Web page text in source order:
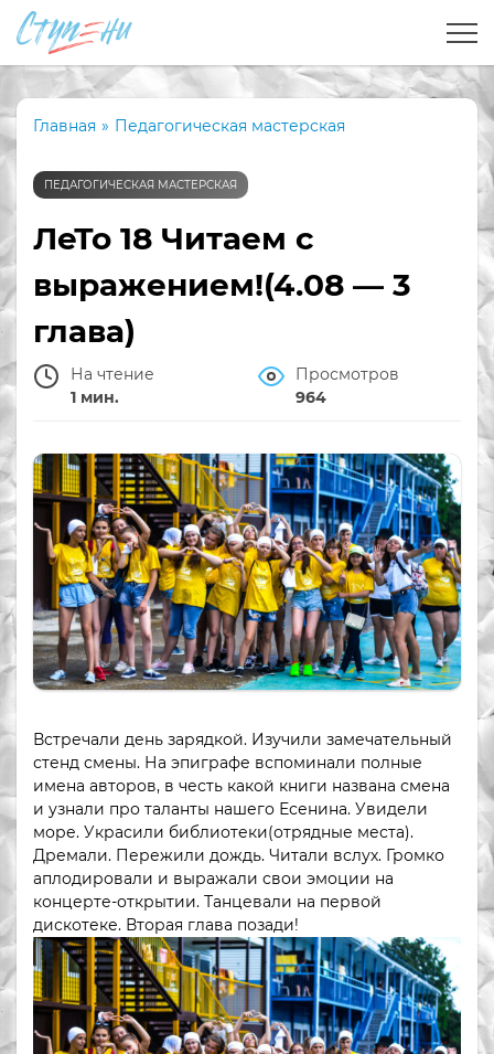
Главная » Педагогическая мастерская
ПЕДАГОГИЧЕСКАЯ МАСТЕРСКАЯ
ЛеТо 18 Читаем с
выражением!(4.08 — 3
глава)
На чтение
1 мин.
Просмотров
964
Встречали день зарядкой. Изучили замечательный
стенд смены. На эпиграфе вспоминали полные
имена авторов, в честь какой книги названа смена
и узнали про таланты нашего Есенина. Увидели
море. Украсили библиотеки(отрядные места).
Дремали. Пережили дождь. Читали вслух. Громко
аплодировали и выражали свои эмоции на
концерте-открытии. Танцевали на первой
дискотеке. Вторая глава позади!